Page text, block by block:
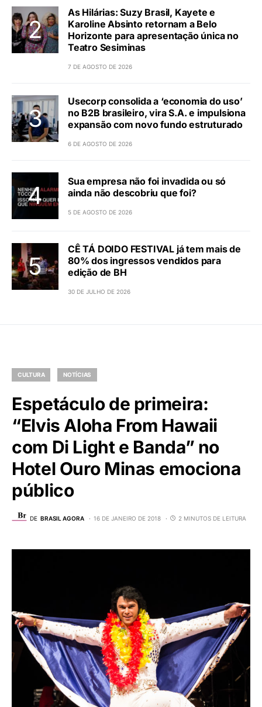
As Hilárias: Suzy Brasil, Kayete e
Karoline Absinto retornam a Belo
Horizonte para apresentação única no
Teatro Sesiminas
7 DE AGOSTO DE 2026
Usecorp consolida a ‘economia do uso’
no B2B brasileiro, vira S.A. e impulsiona
expansão com novo fundo estruturado
6 DE AGOSTO DE 2026
Sua empresa não foi invadida ou só
ainda não descobriu que foi?
5 DE AGOSTO DE 2026
CÊ TÁ DOIDO FESTIVAL já tem mais de
80% dos ingressos vendidos para
edição de BH
30 DE JULHO DE 2026
CULTURA NOTÍCIAS
Espetáculo de primeira:
“Elvis Aloha From Hawaii
com Di Light e Banda” no
Hotel Ouro Minas emociona
público
DE BRASIL AGORA 16 DE JANEIRO DE 2018 2 MINUTOS DE LEITURA